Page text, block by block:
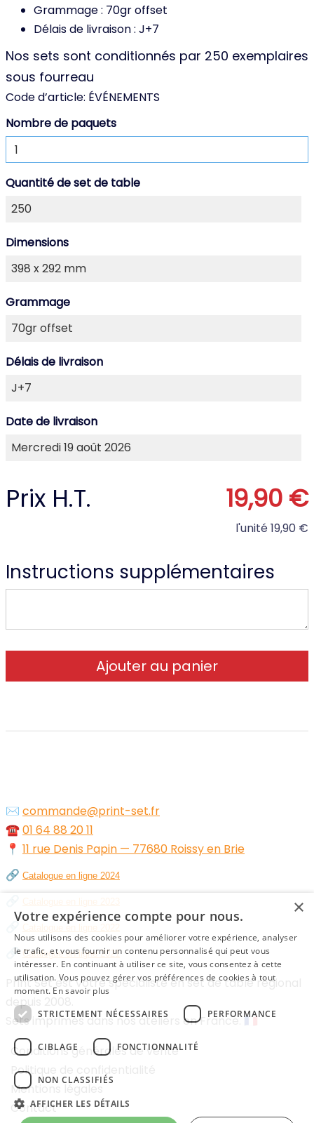
Grammage : 70gr offset
Délais de livraison : J+7
Nos sets sont conditionnés par 250 exemplaires
sous fourreau
Code d’article: ÉVÉNEMENTS
Nombre de paquets
Quantité de set de table
Dimensions
Grammage
Délais de livraison
Date de livraison
Prix H.T. 19,90 €
l'unité19,90 €
Instructions supplémentaires
✉️ commande@print-set.fr
☎️01 64 88 20 11
📍 11 rue Denis Papin — 77680 Roissy en Brie
🔗 Catalogue en ligne 2024
🔗 Catalogue en ligne 2021
Print Set est votre spécialiste en set de table régional
depuis 2008.
Sets imprimés dans nos ateliers en France. 🇫🇷
Conditions générales de vente
Politique de confidentialité
Mentions légales
Contact
×
Votre expérience compte pour nous.
Nous utilisons des cookies pour améliorer votre expérience, analyser
le trafic, et vous fournir un contenu personnalisé qui peut vous
intéresser. En continuant à utiliser ce site, vous consentez à cette
utilisation. Vous pouvez gérer vos préférences de cookies à tout
moment. En savoir plus
STRICTEMENT NÉCESSAIRES
PERFORMANCE
CIBLAGE FONCTIONNALITÉ
NON CLASSIFIÉS
AFFICHER LES DÉTAILS